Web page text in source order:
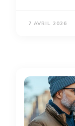
7 AVRIL 2026